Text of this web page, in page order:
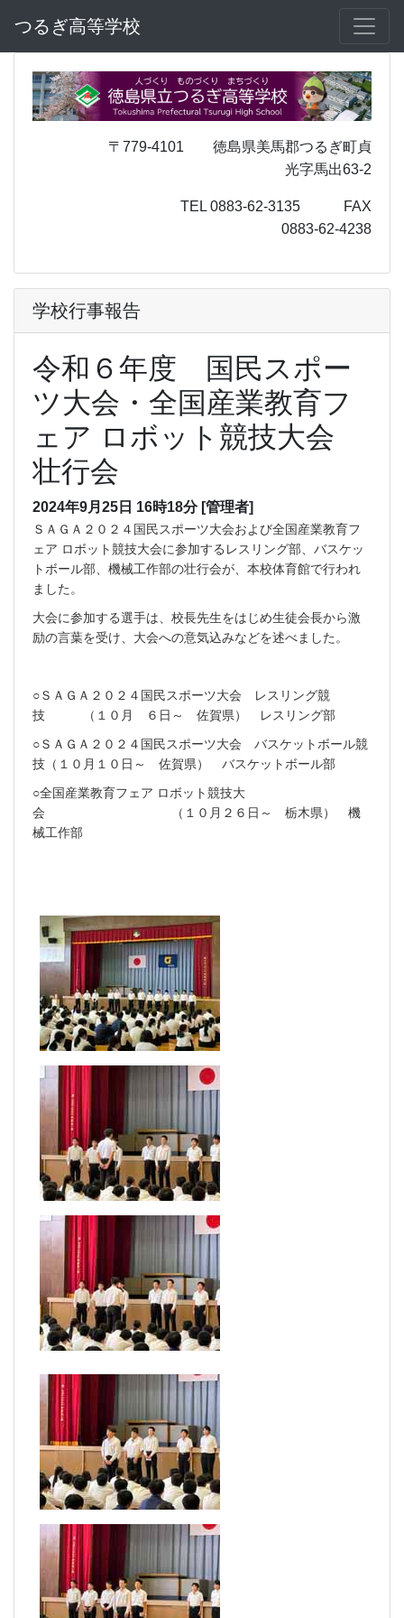
つるぎ高等学校
〒779-4101 徳島県美馬郡つるぎ町貞
光字馬出63-2
TEL 0883-62-3135 FAX
0883-62-4238
学校行事報告
令和６年度 国民スポー
ツ大会・全国産業教育フ
ェア ロボット競技大会
壮行会
2024年9月25日 16時18分 [管理者]
ＳＡＧＡ２０２４国民スポーツ大会および全国産業教育フ
ェア ロボット競技大会に参加するレスリング部、バスケッ
トボール部、機械工作部の壮行会が、本校体育館で行われ
ました。
大会に参加する選手は、校長先生をはじめ生徒会長から激
励の言葉を受け、大会への意気込みなどを述べました。
○ＳＡＧＡ２０２４国民スポーツ大会 レスリング競
技 （１０月 ６日～ 佐賀県） レスリング部
○ＳＡＧＡ２０２４国民スポーツ大会 バスケットボール競
技（１０月１０日～ 佐賀県） バスケットボール部
○全国産業教育フェア ロボット競技大
会 （１０月２６日～ 栃木県） 機
械工作部